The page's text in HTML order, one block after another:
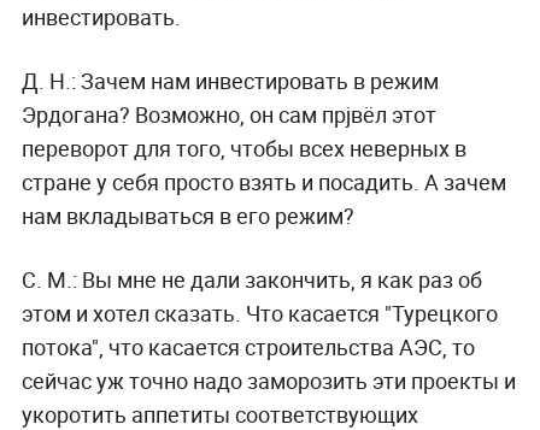
инвестировать.
Д. Н.: Зачем нам инвестировать в режим
Эрдогана? Возможно, он сам прjвёл этот
переворот для того, чтобы всех неверных в
стране у себя просто взять и посадить. А зачем
нам вкладываться в его режим?
С. М.: Вы мне не дали закончить, я как раз об
этом и хотел сказать. Что касается "Турецкого
потока", что касается строительства АЭС, то
сейчас уж точно надо заморозить эти проекты и
укоротить аппетиты соответствующих